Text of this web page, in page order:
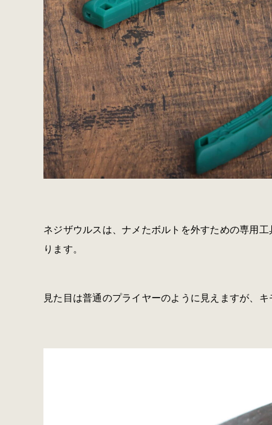
ネジザウルスは、ナメたボルトを外すための専用
ります。
見た目は普通のプライヤーのように見えますが、キ